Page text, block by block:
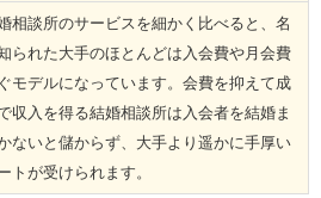
相談所のサービスを細かく比べると、名
られた大手のほとんどは入会費や月会費
モデルになっています。会費を抑えて成
収入を得る結婚相談所は入会者を結婚ま
ないと儲からず、大手より遥かに手厚い
トが受けられます。